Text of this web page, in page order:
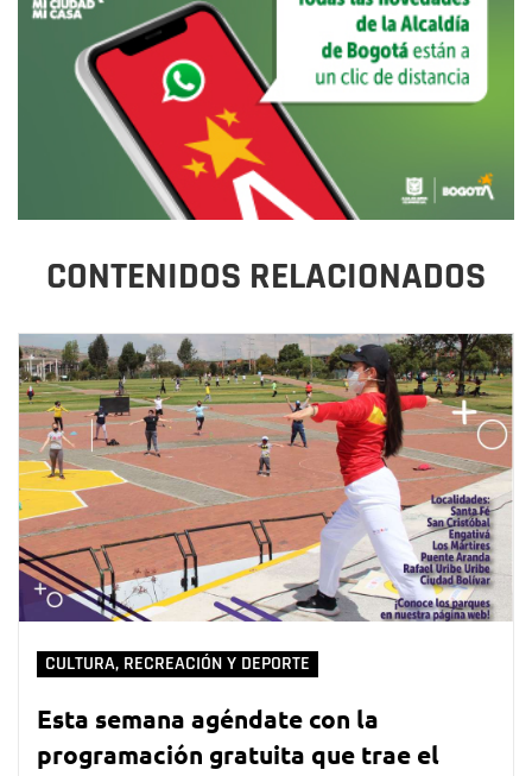
CONTENIDOS RELACIONADOS
CULTURA, RECREACIÓN Y DEPORTE
Esta semana agéndate con la
programación gratuita que trae el